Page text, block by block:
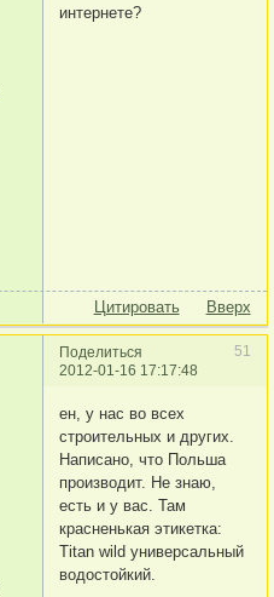
интернете?
Цитировать Вверх
Поделиться
51
2012-01-16 17:17:48
ен, у нас во всех
строительных и других.
Написано, что Польша
производит. Не знаю,
есть и у вас. Там
красненькая этикетка:
Titan wild универсальный
водостойкий.